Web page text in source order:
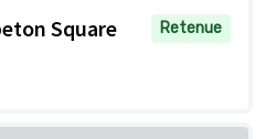
Square
Retenue